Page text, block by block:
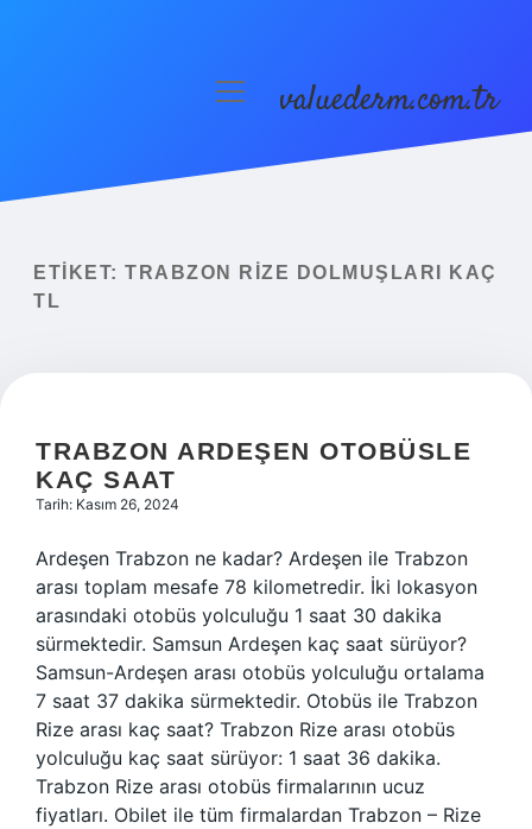
Yasal Uyarı
menüyüvaluederm.com.tr
ETIKET: TRABZON RIZE DOLMUŞLARI KAÇ
TL
TRABZON ARDEŞEN OTOBÜSLE
KAÇ SAAT
Tarih: Kasım 26, 2024
Ardeşen Trabzon ne kadar? Ardeşen ile Trabzon
arası toplam mesafe 78 kilometredir. İki lokasyon
arasındaki otobüs yolculuğu 1 saat 30 dakika
sürmektedir. Samsun Ardeşen kaç saat sürüyor?
Samsun-Ardeşen arası otobüs yolculuğu ortalama
7 saat 37 dakika sürmektedir. Otobüs ile Trabzon
Rize arası kaç saat? Trabzon Rize arası otobüs
yolculuğu kaç saat sürüyor: 1 saat 36 dakika.
Trabzon Rize arası otobüs firmalarının ucuz
fiyatları. Obilet ile tüm firmalardan Trabzon – Rize